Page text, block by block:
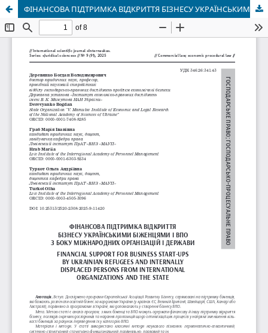
ФІНАНСОВА ПІДТРИМКА ВІДКРИТТЯ БІЗНЕСУ УКРАЇНСЬКИМИ БІЖЕНЦЯМИ І ВПО З БОКУ МІЖНАРОДНИХ ОРГАНІЗАЦІЙ І ДЕРЖАВИ